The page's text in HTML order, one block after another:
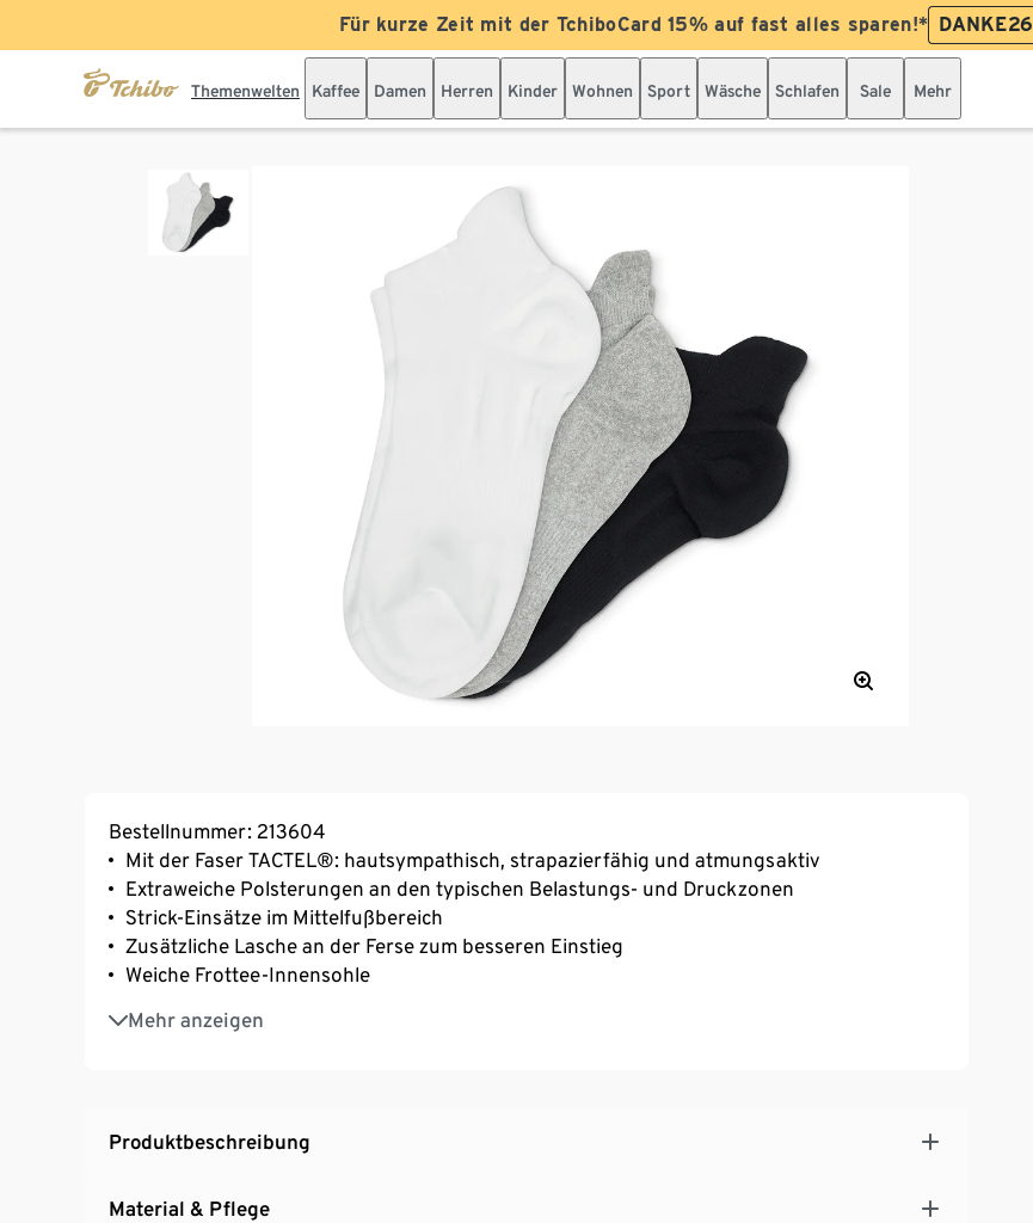
Für kurze Zeit mit der TchiboCard 15% auf fast alles sparen!* DANKE26
Themenwelten Kaffee Damen Herren Kinder Wohnen Sport Wäsche Schlafen Sale Mehr
Bestellnummer: 213604
Mit der Faser TACTEL®: hautsympathisch, strapazierfähig und atmungsaktiv
Extraweiche Polsterungen an den typischen Belastungs- und Druckzonen
Strick-Einsätze im Mittelfußbereich
Zusätzliche Lasche an der Ferse zum besseren Einstieg
Weiche Frottee-Innensohle
Mehr anzeigen
Extraflache Zehennaht
Mit Markenelasthan: formbeständig, perfekter Sitz bei voller Bewegungsfreiheit
Produktbeschreibung
Material & Pflege